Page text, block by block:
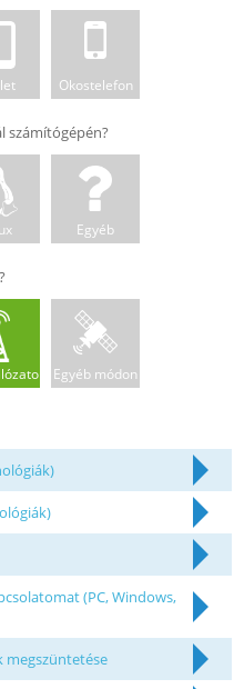
Okostelefon
Egyéb
Egyéb módon
(PC, Windows,
megszüntetése